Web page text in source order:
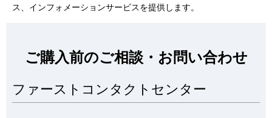
ス、インフォメーションサービスを提供します。
ご購入前のご相談・お問い合わせ
ファーストコンタクトセンター